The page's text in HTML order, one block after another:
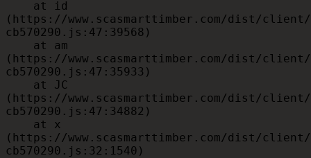
(https://www.scasmarttimber.com/dist/
cb570290.js:47:39568)
(https://www.scasmarttimber.com/dist/
cb570290.js:47:35933)
(https://www.scasmarttimber.com/dist/
cb570290.js:47:34882)
(https://www.scasmarttimber.com/dist/
cb570290.js:32:1540)